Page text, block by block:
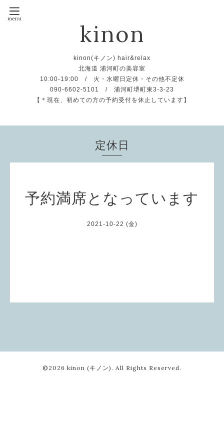
kinon
kinon(キノン) hair&relax
北海道 浦河町の美容室
10:00-19:00 / 火・水曜日定休・その他不定休
090-6602-5101 / 浦河町堺町東3-3-23
【＊現在、初めての方の予約受付を休止しています】
定休日
予約満席となっています
2021-10-22 (金)
©2026 kinon (キノン) . All Rights Reserved.